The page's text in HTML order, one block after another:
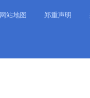
网站地图 郑重声明